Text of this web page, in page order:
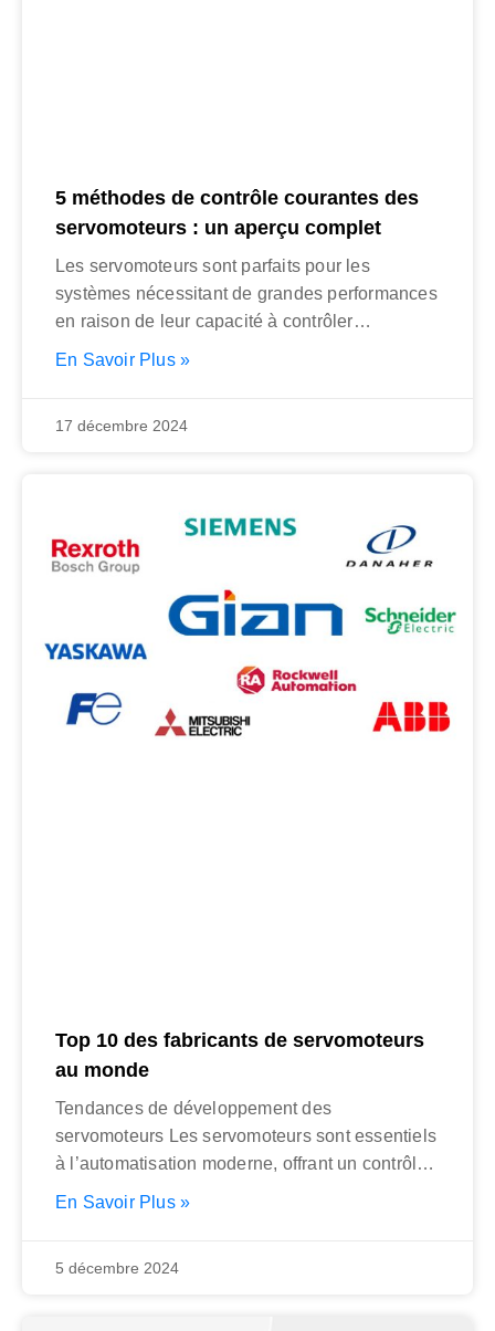
5 méthodes de contrôle courantes des
servomoteurs : un aperçu complet
Les servomoteurs sont parfaits pour les
systèmes nécessitant de grandes performances
en raison de leur capacité à contrôler
précisément la
En Savoir Plus »
17 décembre 2024
Top 10 des fabricants de servomoteurs
au monde
Tendances de développement des
servomoteurs Les servomoteurs sont essentiels
à l’automatisation moderne, offrant un contrôle
précis de la position, de
En Savoir Plus »
5 décembre 2024